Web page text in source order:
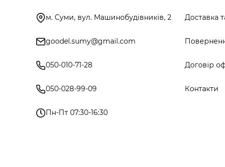
м. Суми, вул. Машинобудівників, 2
goodel.sumy@gmail.com
050-010-71-28
050-028-99-09
Пн-Пт 07:30-16:30
Доставка
Договір
Контакти